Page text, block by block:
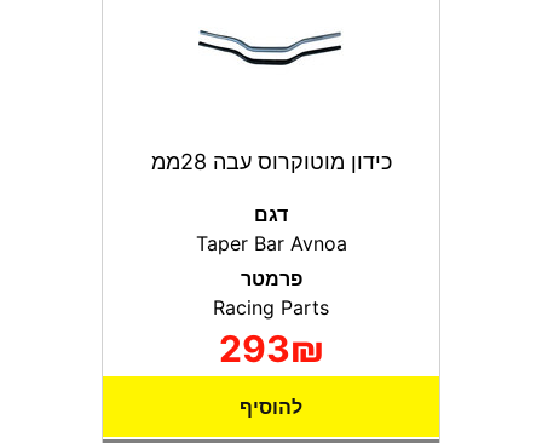
כידון מוטוקרוס עבה 28ממ
דגם
פרמטר
293₪
להוסיף